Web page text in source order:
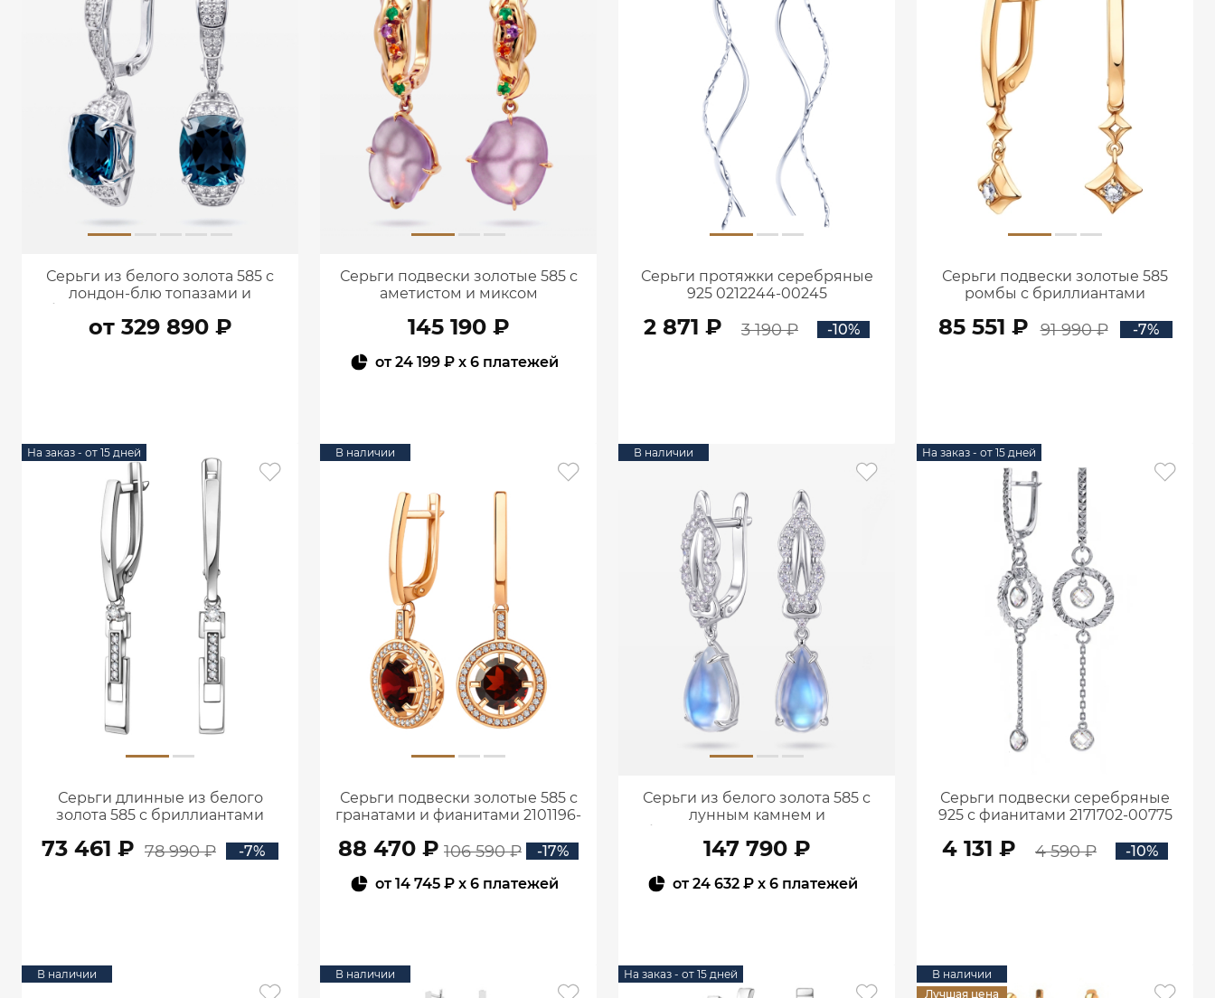
Серьги из белого золота 585 с
лондон‑блю топазами и
от 329 890 ₽
Серьги подвески золотые 585 с
аметистом и миксом
05710
145 190 ₽
от24 199 ₽ x 6 платежей
Серьги протяжки серебряные
925 0212244-00245
2 871 ₽ 3 190 ₽ -10%
Серьги подвески золотые 585
ромбы с бриллиантами
85 551 ₽ 91 990 ₽ -7%
На заказ - от 15 дней
Серьги длинные из белого
золота 585 с бриллиантами
73 461 ₽ 78 990 ₽ -7%
В наличии
Серьги подвески золотые 585 с
гранатами и фианитами 2101196-
88 470 ₽ 106 590 ₽
-17%
от14 745 ₽ x 6 платежей
В наличии
Серьги из белого золота 585 с
лунным камнем и
147 790 ₽
от24 632 ₽ x 6 платежей
На заказ - от 15 дней
Серьги подвески серебряные
925 с фианитами 2171702-00775
4 131 ₽ 4 590 ₽ -10%
В наличии В наличии На заказ - от 15 дней
В наличии
Лучшая цена